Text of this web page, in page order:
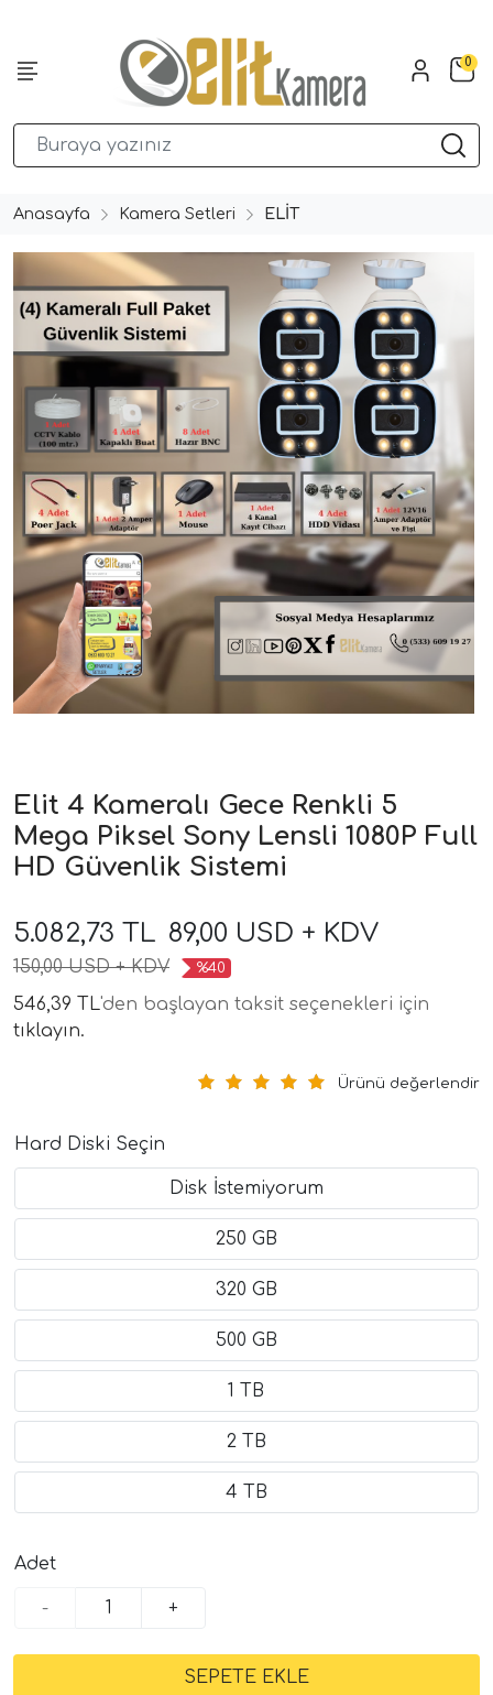
0
Anasayfa Kamera Setleri ELİT
Elit 4 Kameralı Gece Renkli 5
Mega Piksel Sony Lensli 1080P Full
HD Güvenlik Sistemi
5.082,73 TL 89,00 USD + KDV
150,00 USD + KDV %40
546,39 TL'den başlayan taksit seçenekleri için
tıklayın.
Ürünü değerlendir
Hard Diski Seçin
Disk İstemiyorum
250 GB
320 GB
500 GB
1 TB
2 TB
4 TB
Adet
- +